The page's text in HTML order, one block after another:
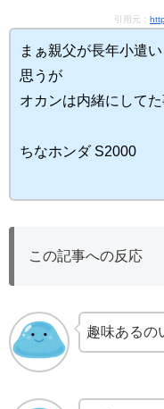
引用元：
まぁ親父が長年小遣
思うが
オカンは内緒にして
ちなホンダ S2000
この記事への反応
趣味あるの